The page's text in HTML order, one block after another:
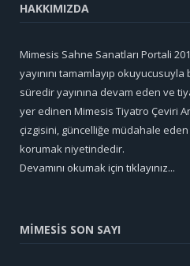
HAKKIMIZDA
Mimesis Sahne Sanatları Portali
yayınını tamamlayıp okuyucusuyla
süredir yayınına devam eden ve
yer edinen Mimesis Tiyatro Çeviri
çizgisini, güncelliğe müdahale eden
korumak niyetindedir.
Devamını okumak için tıklayınız...
MİMESİS SON SAYI